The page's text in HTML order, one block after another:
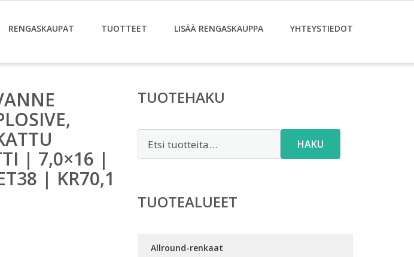
RENGASKAUPAT TUOTTEET LISÄÄ RENGASKAUPPA YHTEYSTIEDOT
| 7,0×16 |
| KR70,1
TUOTEHAKU
HAKU
TUOTEALUEET
Allround-renkaat